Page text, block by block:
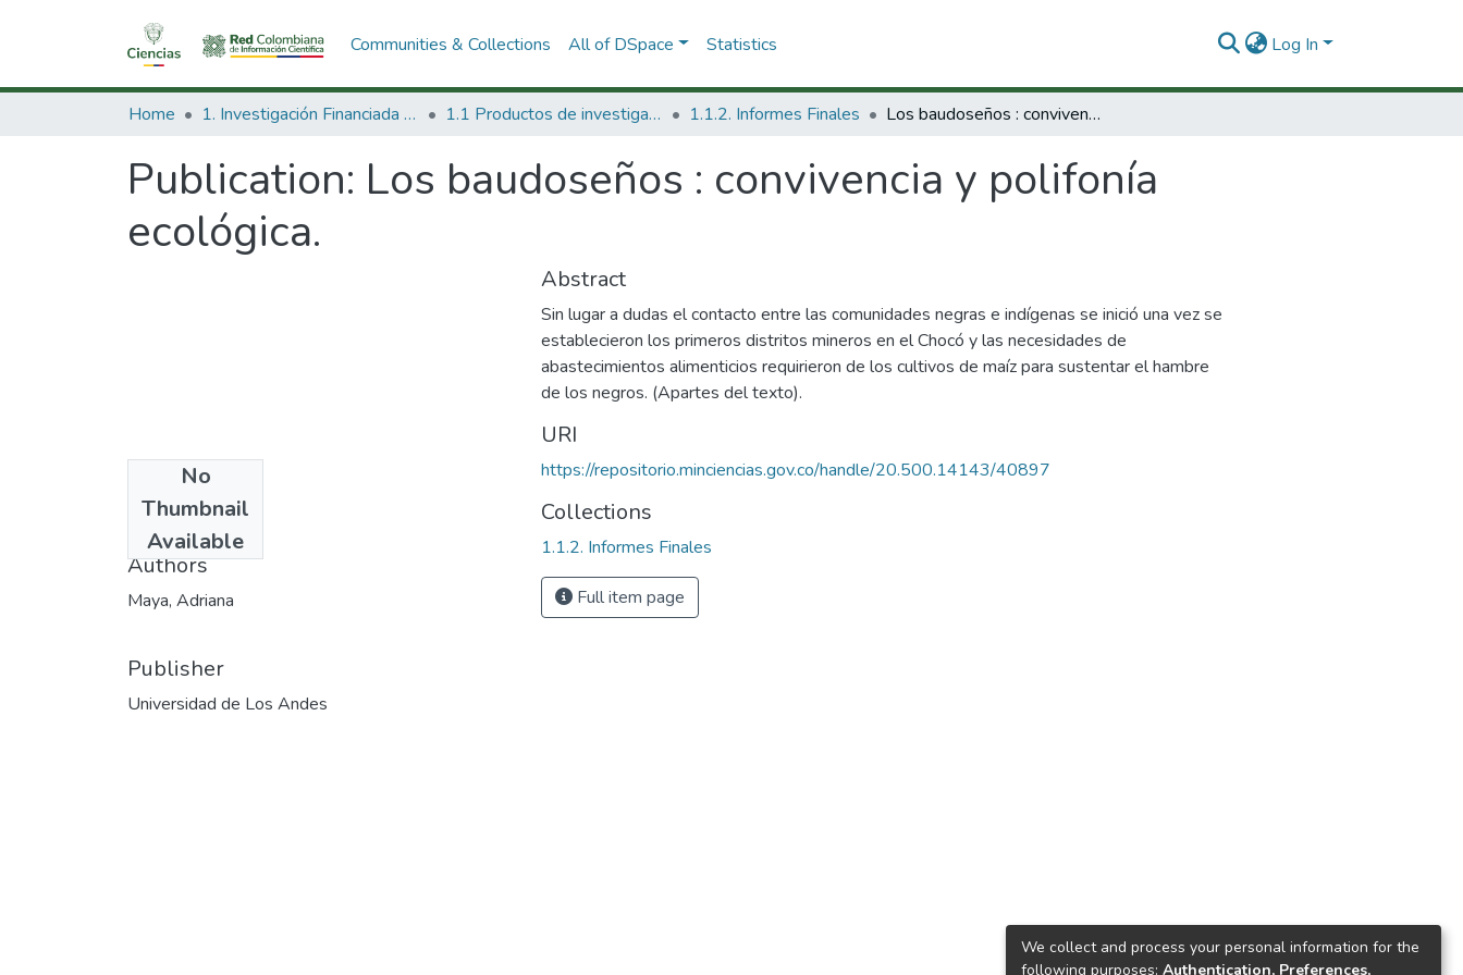
Communities & Collections All of DSpace Statistics Log In
Home 1. Investigación Financiada con Recursos Públicos 1.1 Productos de investigación 1.1.2. Informes Finales Los baudoseños : convivencia y polifonía ecológica.
Publication: Los baudoseños : convivencia y polifonía
ecológica.
No
Thumbnail
Available
1996
Authors
Maya, Adriana
Publisher
Universidad de Los Andes
Abstract
Sin lugar a dudas el contacto entre las comunidades negras e indígenas se inició una vez se
establecieron los primeros distritos mineros en el Chocó y las necesidades de
abastecimientos alimenticios requirieron de los cultivos de maíz para sustentar el hambre
de los negros. (Apartes del texto).
URI
https://repositorio.minciencias.gov.co/handle/20.500.14143/40897
Collections
1.1.2. Informes Finales
Full item page
We collect and process your personal information for the
following purposes: Authentication, Preferences,